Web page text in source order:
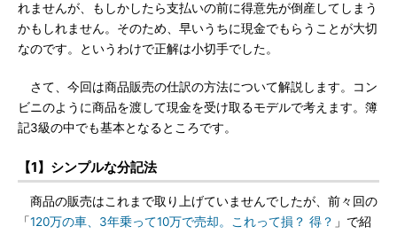
れませんが、もしかしたら支払いの前に得意先が倒産してしまう
かもしれません。そのため、早いうちに現金でもらうことが大切
なのです。というわけで正解は小切手でした。
さて、今回は商品販売の仕訳の方法について解説します。コン
ビニのように商品を渡して現金を受け取るモデルで考えます。簿
記3級の中でも基本となるところです。
【1】シンプルな分記法
商品の販売はこれまで取り上げていませんでしたが、前々回の
「120万の車、3年乗って10万で売却。これって損？ 得？ 」で紹